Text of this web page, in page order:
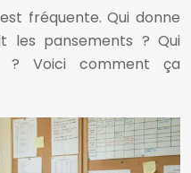
fréquente. Qui donne
les pansements ? Qui
? Voici comment ça